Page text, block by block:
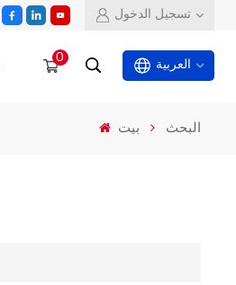
تسجيل الدخول
0
العربية
بيت البحث